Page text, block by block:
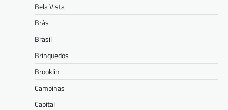
Bela Vista
Brás
Brasil
Brinquedos
Brooklin
Campinas
Capital